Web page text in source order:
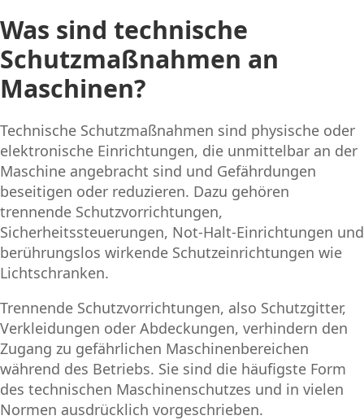
Was sind technische
Schutzmaßnahmen an
Maschinen?
Technische Schutzmaßnahmen sind physische oder
elektronische Einrichtungen, die unmittelbar an der
Maschine angebracht sind und Gefährdungen
beseitigen oder reduzieren. Dazu gehören
trennende Schutzvorrichtungen,
Sicherheitssteuerungen, Not-Halt-Einrichtungen und
berührungslos wirkende Schutzeinrichtungen wie
Lichtschranken.
Trennende Schutzvorrichtungen, also Schutzgitter,
Verkleidungen oder Abdeckungen, verhindern den
Zugang zu gefährlichen Maschinenbereichen
während des Betriebs. Sie sind die häufigste Form
des technischen Maschinenschutzes und in vielen
Normen ausdrücklich vorgeschrieben.